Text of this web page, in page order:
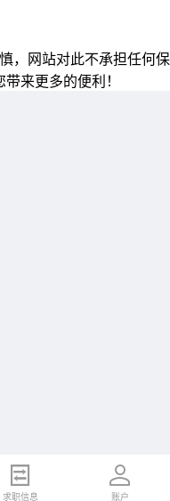
，网站对此不承担任何保
来更多的便利！
求职信息 账户